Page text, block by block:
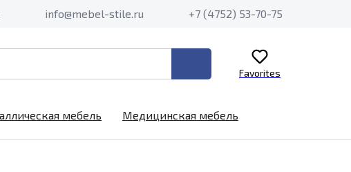
+7 (4752) 53-70-75
info@mebel-stile.ru
Favorites
мебель Медицинская мебель